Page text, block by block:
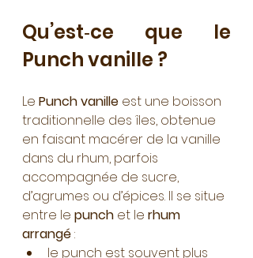
Qu’est‑ce que le
Punch vanille ?
Le Punch vanille est une boisson
traditionnelle des îles, obtenue
en faisant macérer de la vanille
dans du rhum, parfois
accompagnée de sucre,
d’agrumes ou d’épices. Il se situe
entre le punch et le rhum
arrangé :
le punch est souvent plus